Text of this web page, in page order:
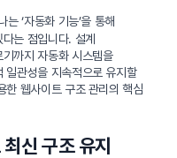
‘자동화 기능’을 통해
는 점입니다. 설계
까지 자동화 시스템을
일관성을 지속적으로 유지할
한 웹사이트 구조 관리의 핵심
신 구조 유지